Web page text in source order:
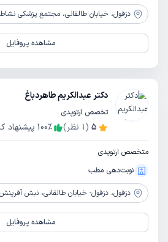
دزفول، خیابان طالقانی، مجتمع پزشکی نشاط1، طبقه همکف
مشاهده پروفایل
دکتر عبدالکریم طاهردباغ
تخصص ارتوپدی
5
(
1 نظر) 100٪ پیشنهاد
متخصص ارتوپدی
نوبت‌دهی مطب
دزفول، دزفول- خیابان طالقانی، نبش آفرینش،
مشاهده پروفایل